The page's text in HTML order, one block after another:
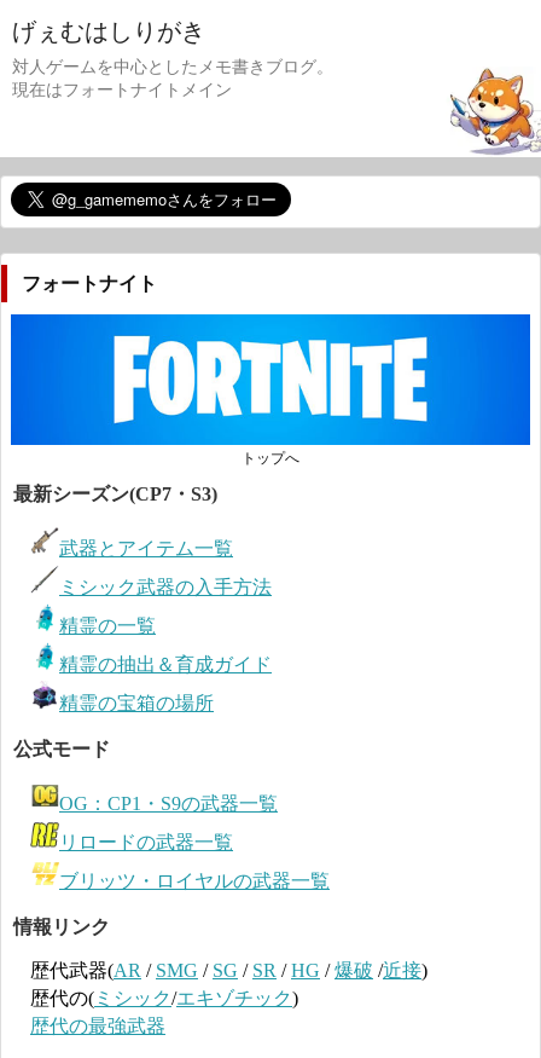
げぇむはしりがき
対人ゲームを中心としたメモ書きブログ。
現在はフォートナイトメイン
フォートナイト
トップへ
最新シーズン(CP7・S3)
武器とアイテム一覧
ミシック武器の入手方法
精霊の一覧
精霊の抽出＆育成ガイド
精霊の宝箱の場所
公式モード
OG：CP1・S9の武器一覧
リロードの武器一覧
ブリッツ・ロイヤルの武器一覧
情報リンク
歴代武器(AR / SMG / SG / SR /HG /爆破 /近接)
歴代の( ミシック/エキゾチック)
歴代の最強武器